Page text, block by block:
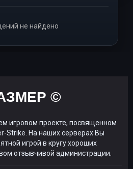
не найдено
©
игровом проекте, посвященном
Strike. На наших серверах Вы
игрой в кругу хороших
отзывчивой администрации.